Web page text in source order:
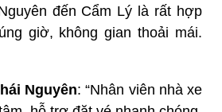
đến Cẩm Lý là rất hợp
giờ, không gian thoải mái.
Nguyên: “Nhân viên nhà xe